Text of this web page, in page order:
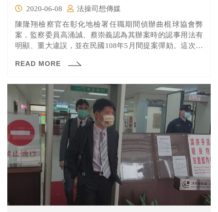
2020-06-08
法操司想傳媒
陳隆翔檢察官在彰化地檢署任職期間偵辦曲棍球協會弊
案，監察委員高涌誠、蔡崇義認為其辦案時的認事用法有
明顯、重大違誤，並在民國108年5月間提案彈劾。這次進
READ MORE